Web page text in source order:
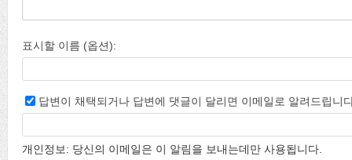
표시할 이름 (옵션):
답변이 채택되거나 답변에 댓글이 달리면 이메일로 알려드립니
개인정보: 당신의 이메일은 이 알림을 보내는데만 사용됩니다.